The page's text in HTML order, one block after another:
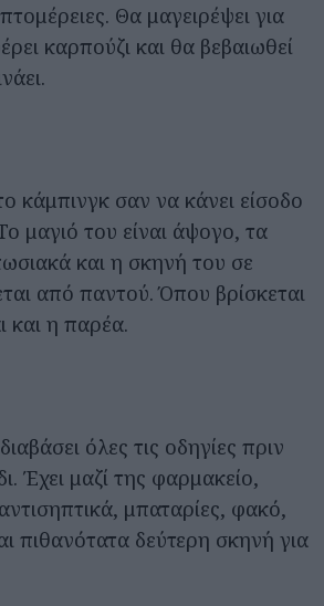
Θα μαγειρέψει για
καρπούζι και θα βεβαιωθεί
κάμπινγκ σαν να κάνει είσοδο
μαγιό του είναι άψογο, τα
και η σκηνή του σε
από παντού. Όπου βρίσκεται
και η παρέα.
όλες τις οδηγίες πριν
Έχει μαζί της φαρμακείο,
μπαταρίες, φακό,
πιθανότατα δεύτερη σκηνή για